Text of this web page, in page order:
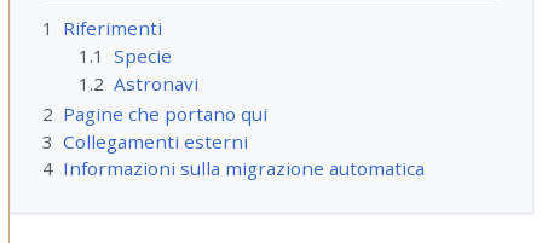
1
Riferimenti
1.1
Specie
1.2 Astronavi
2 Pagine che portano qui
3 Collegamenti esterni
4 Informazioni sulla migrazione automatica